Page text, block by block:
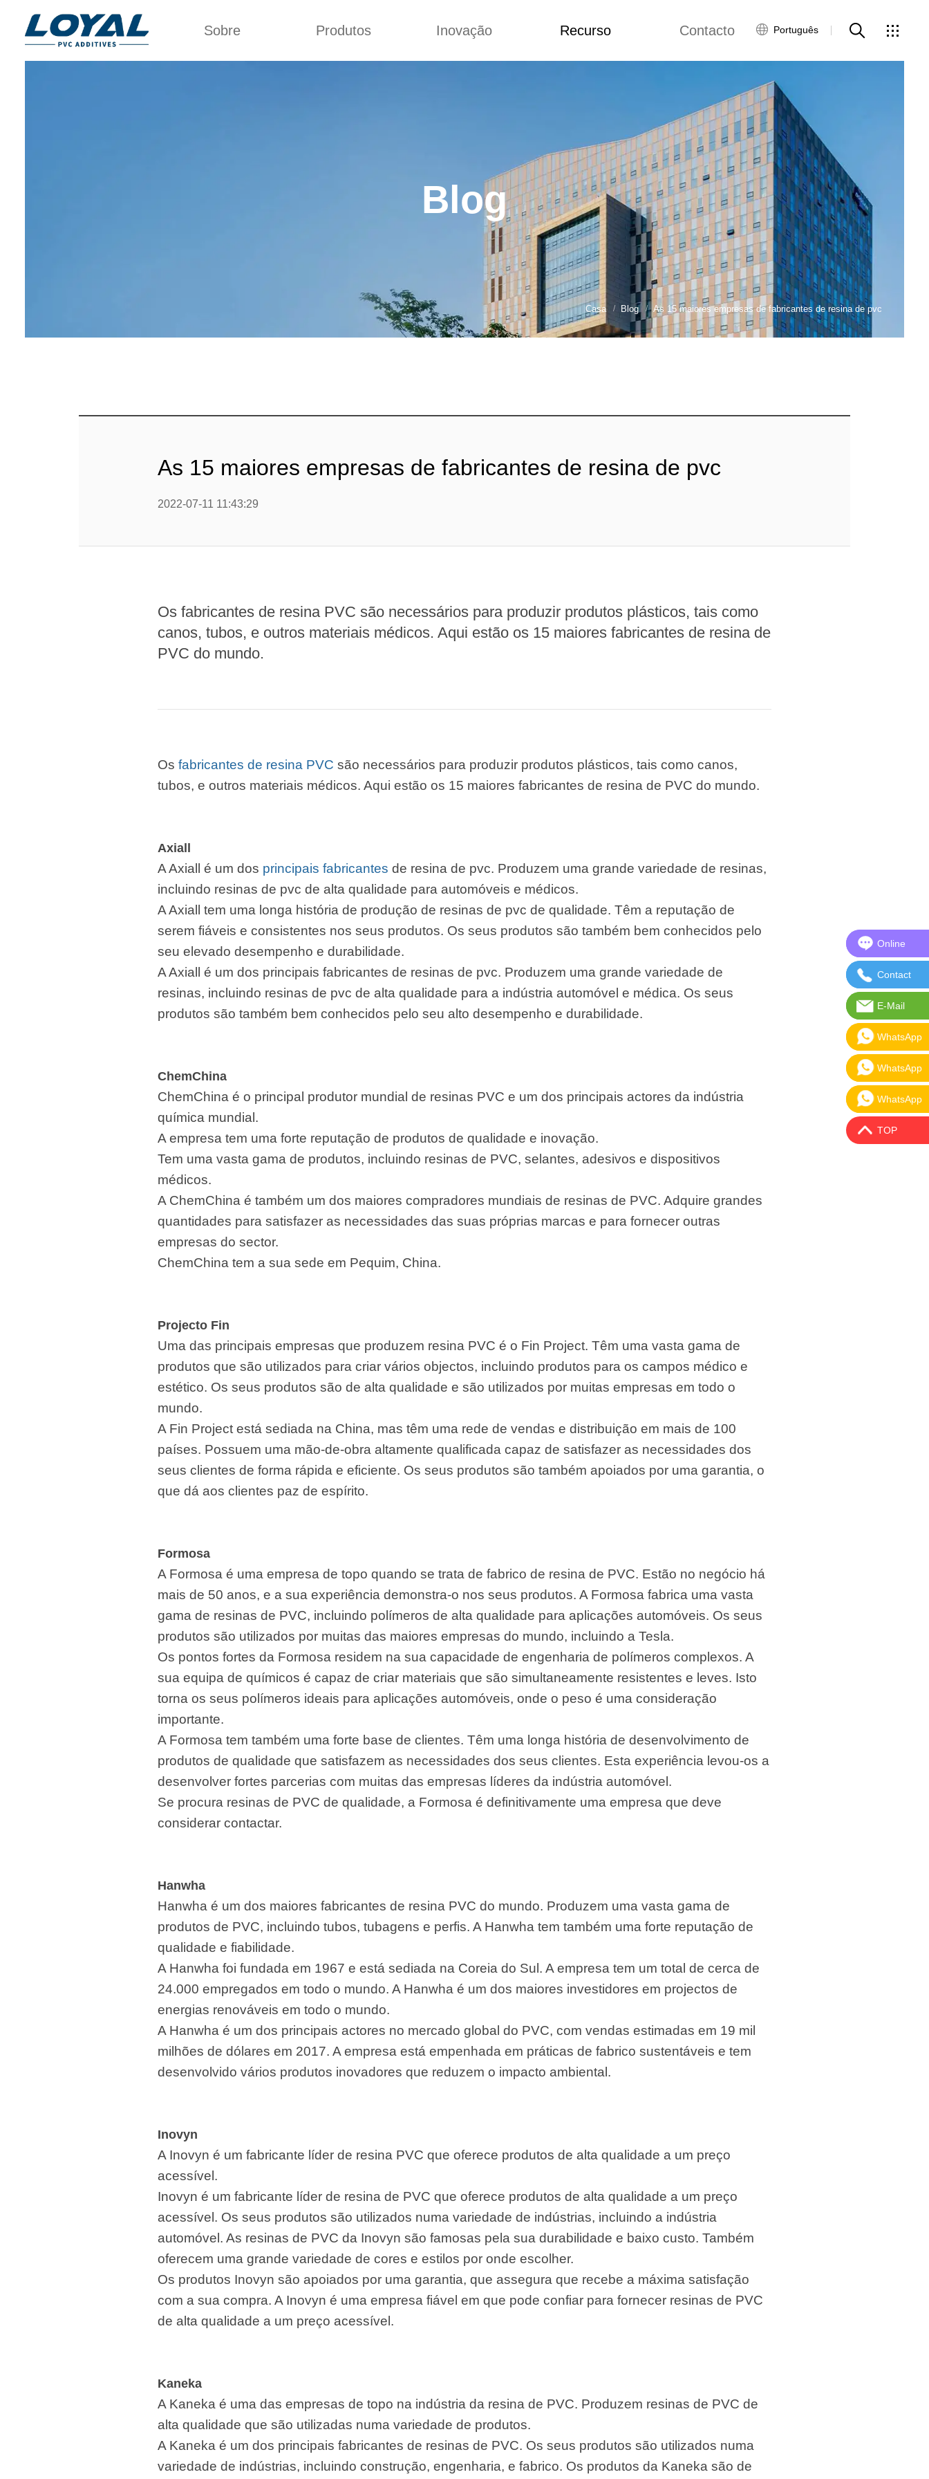
Sobre Produtos Inovação Recurso Contacto Português
Blog
Casa Blog As 15 maiores empresas de fabricantes de resina de pvc
As 15 maiores empresas de fabricantes de resina de pvc
2022-07-11 11:43:29
Os fabricantes de resina PVC são necessários para produzir produtos plásticos, tais como
canos, tubos, e outros materiais médicos. Aqui estão os 15 maiores fabricantes de resina de
PVC do mundo.
Os fabricantes de resina PVC são necessários para produzir produtos plásticos, tais como canos,
tubos, e outros materiais médicos. Aqui estão os 15 maiores fabricantes de resina de PVC do mundo.
Axiall
A Axiall é um dos principais fabricantes de resina de pvc. Produzem uma grande variedade de resinas,
incluindo resinas de pvc de alta qualidade para automóveis e médicos.
A Axiall tem uma longa história de produção de resinas de pvc de qualidade. Têm a reputação de
serem fiáveis e consistentes nos seus produtos. Os seus produtos são também bem conhecidos pelo
seu elevado desempenho e durabilidade.
A Axiall é um dos principais fabricantes de resinas de pvc. Produzem uma grande variedade de
resinas, incluindo resinas de pvc de alta qualidade para a indústria automóvel e médica. Os seus
produtos são também bem conhecidos pelo seu alto desempenho e durabilidade.
ChemChina
ChemChina é o principal produtor mundial de resinas PVC e um dos principais actores da indústria
química mundial.
A empresa tem uma forte reputação de produtos de qualidade e inovação.
Tem uma vasta gama de produtos, incluindo resinas de PVC, selantes, adesivos e dispositivos
médicos.
A ChemChina é também um dos maiores compradores mundiais de resinas de PVC. Adquire grandes
quantidades para satisfazer as necessidades das suas próprias marcas e para fornecer outras
empresas do sector.
ChemChina tem a sua sede em Pequim, China.
Projecto Fin
Uma das principais empresas que produzem resina PVC é o Fin Project. Têm uma vasta gama de
produtos que são utilizados para criar vários objectos, incluindo produtos para os campos médico e
estético. Os seus produtos são de alta qualidade e são utilizados por muitas empresas em todo o
mundo.
A Fin Project está sediada na China, mas têm uma rede de vendas e distribuição em mais de 100
países. Possuem uma mão-de-obra altamente qualificada capaz de satisfazer as necessidades dos
seus clientes de forma rápida e eficiente. Os seus produtos são também apoiados por uma garantia, o
que dá aos clientes paz de espírito.
Formosa
A Formosa é uma empresa de topo quando se trata de fabrico de resina de PVC. Estão no negócio há
mais de 50 anos, e a sua experiência demonstra-o nos seus produtos. A Formosa fabrica uma vasta
gama de resinas de PVC, incluindo polímeros de alta qualidade para aplicações automóveis. Os seus
produtos são utilizados por muitas das maiores empresas do mundo, incluindo a Tesla.
Os pontos fortes da Formosa residem na sua capacidade de engenharia de polímeros complexos. A
sua equipa de químicos é capaz de criar materiais que são simultaneamente resistentes e leves. Isto
torna os seus polímeros ideais para aplicações automóveis, onde o peso é uma consideração
importante.
A Formosa tem também uma forte base de clientes. Têm uma longa história de desenvolvimento de
produtos de qualidade que satisfazem as necessidades dos seus clientes. Esta experiência levou-os a
desenvolver fortes parcerias com muitas das empresas líderes da indústria automóvel.
Se procura resinas de PVC de qualidade, a Formosa é definitivamente uma empresa que deve
considerar contactar.
Hanwha
Hanwha é um dos maiores fabricantes de resina PVC do mundo. Produzem uma vasta gama de
produtos de PVC, incluindo tubos, tubagens e perfis. A Hanwha tem também uma forte reputação de
qualidade e fiabilidade.
A Hanwha foi fundada em 1967 e está sediada na Coreia do Sul. A empresa tem um total de cerca de
24.000 empregados em todo o mundo. A Hanwha é um dos maiores investidores em projectos de
energias renováveis em todo o mundo.
A Hanwha é um dos principais actores no mercado global do PVC, com vendas estimadas em 19 mil
milhões de dólares em 2017. A empresa está empenhada em práticas de fabrico sustentáveis e tem
desenvolvido vários produtos inovadores que reduzem o impacto ambiental.
Inovyn
A Inovyn é um fabricante líder de resina PVC que oferece produtos de alta qualidade a um preço
acessível.
Inovyn é um fabricante líder de resina de PVC que oferece produtos de alta qualidade a um preço
acessível. Os seus produtos são utilizados numa variedade de indústrias, incluindo a indústria
automóvel. As resinas de PVC da Inovyn são famosas pela sua durabilidade e baixo custo. Também
oferecem uma grande variedade de cores e estilos por onde escolher.
Os produtos Inovyn são apoiados por uma garantia, que assegura que recebe a máxima satisfação
com a sua compra. A Inovyn é uma empresa fiável em que pode confiar para fornecer resinas de PVC
de alta qualidade a um preço acessível.
Kaneka
A Kaneka é uma das empresas de topo na indústria da resina de PVC. Produzem resinas de PVC de
alta qualidade que são utilizadas numa variedade de produtos.
A Kaneka é um dos principais fabricantes de resinas de PVC. Os seus produtos são utilizados numa
variedade de indústrias, incluindo construção, engenharia, e fabrico. Os produtos da Kaneka são de
Online
Online
Contact
Contact
E-Mail
E-
WhatsApp
WhatsApp:
WhatsApp
WhatsApp:
WhatsApp
WhatsApp:
TOP